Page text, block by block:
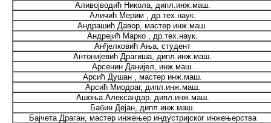
Аливојводић Никола, дипл.инж.маш.
Аличић Мерим , др.тех.наук.
Андрашић Давор, мастер инж.маш.
Андрејић Марко , др.тех.наук.
Анђелковић Ања, студент
Антонијевић Драгиша, дипл.инж.маш.
Арсенин Данијел, инж.маш.
Арсић Душан , мастер инж.маш.
Арсић Миодраг, дипл.инж.маш.
Ашоња Александар, дипл.инж.маш.
Бабин Дејан, дипл.инж.маш.
Бајчета Драган, мастер инжењер индустријског инжењерства